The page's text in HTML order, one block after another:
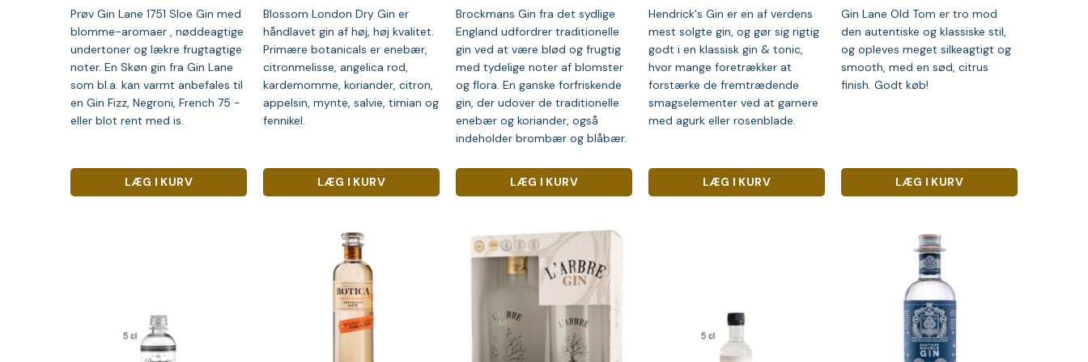
Prøv Gin Lane 1751 Sloe Gin med
blomme-aromaer , nøddeagtige
undertoner og lækre frugtagtige
noter. En Skøn gin fra Gin Lane
som bl.a. kan varmt anbefales til
en Gin Fizz, Negroni, French 75 -
eller blot rent med is.
LÆG I KURV
Blossom London Dry Gin er
håndlavet gin af høj, høj kvalitet.
Primære botanicals er enebær,
citronmelisse, angelica rod,
kardemomme, koriander, citron,
appelsin, mynte, salvie, timian og
fennikel.
LÆG I KURV
Brockmans Gin fra det sydlige
England udfordrer traditionelle
gin ved at være blød og frugtig
med tydelige noter af blomster
og flora. En ganske forfriskende
gin, der udover de traditionelle
enebær og koriander, også
indeholder brombær og blåbær.
LÆG I KURV
Hendrick's Gin er en af verdens
mest solgte gin, og gør sig rigtig
godt i en klassisk gin & tonic,
hvor mange foretrækker at
forstærke de fremtrædende
smagselementer ved at garnere
med agurk eller rosenblade.
LÆG I KURV
Gin Lane Old Tom er tro mod
den autentiske og klassiske stil,
og opleves meget silkeagtigt og
smooth, med en sød, citrus
finish. Godt køb!
LÆG I KURV